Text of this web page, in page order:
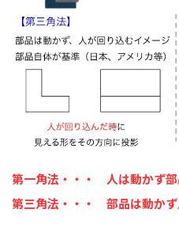
第一角法・・・ 人は動かず
第三角法・・・ 部品は動か